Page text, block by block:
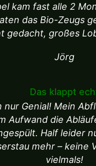
kam fast alle 2
das Bio-Zeugs
gedacht, großes
Jörg
Das klappt
Genial! Mein
Aufwand die
Half leider
mehr – keine
vielmals!